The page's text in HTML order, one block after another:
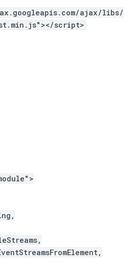
ajax/libs/
script>